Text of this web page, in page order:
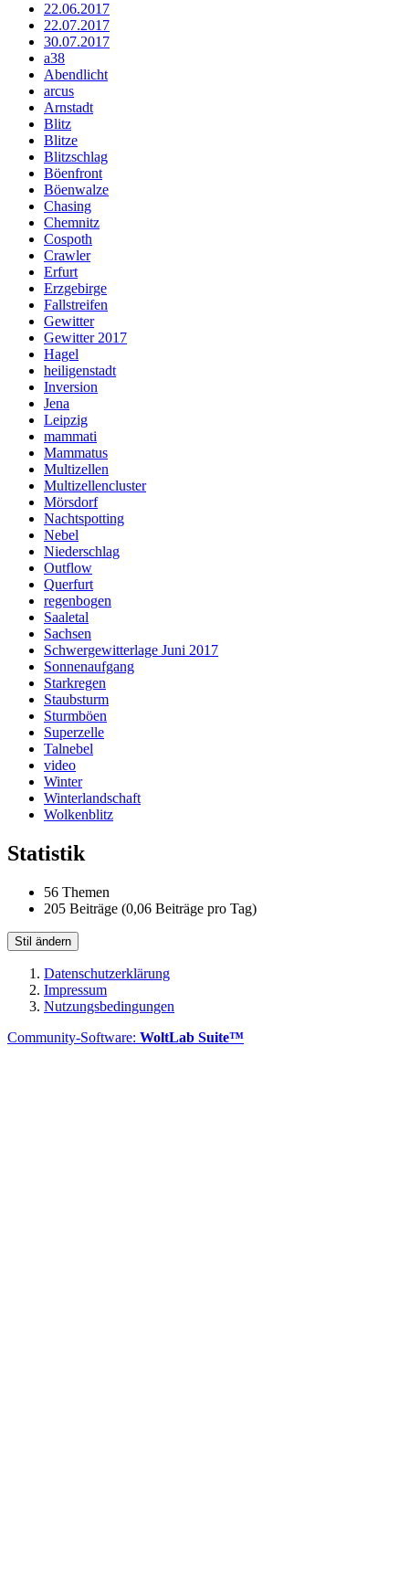
22.06.2017
22.07.2017
30.07.2017
a38
Abendlicht
arcus
Arnstadt
Blitz
Blitze
Blitzschlag
Böenfront
Böenwalze
Chasing
Chemnitz
Cospoth
Crawler
Erfurt
Erzgebirge
Fallstreifen
Gewitter
Gewitter 2017
Hagel
heiligenstadt
Inversion
Jena
Leipzig
mammati
Mammatus
Multizellen
Multizellencluster
Mörsdorf
Nachtspotting
Nebel
Niederschlag
Outflow
Querfurt
regenbogen
Saaletal
Sachsen
Schwergewitterlage Juni 2017
Sonnenaufgang
Starkregen
Staubsturm
Sturmböen
Superzelle
Talnebel
video
Winter
Winterlandschaft
Wolkenblitz
Statistik
56 Themen
205 Beiträge (0,06 Beiträge pro Tag)
Stil ändern
Datenschutzerklärung
Impressum
Nutzungsbedingungen
Community-Software: WoltLab Suite™